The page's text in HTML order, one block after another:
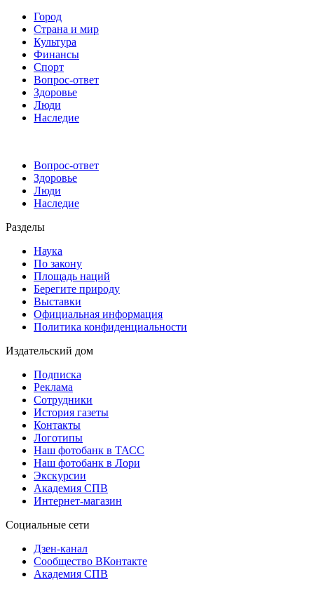
Город
Страна и мир
Культура
Финансы
Спорт
Вопрос-ответ
Здоровье
Люди
Наследие
Вопрос-ответ
Здоровье
Люди
Наследие
Разделы
Наука
По закону
Площадь наций
Берегите природу
Выставки
Официальная информация
Политика конфиденциальности
Издательский дом
Подписка
Реклама
Сотрудники
История газеты
Контакты
Логотипы
Наш фотобанк в ТАСС
Наш фотобанк в Лори
Экскурсии
Академия СПВ
Интернет-магазин
Социальные сети
Дзен-канал
Сообщество ВКонтакте
Академия СПВ